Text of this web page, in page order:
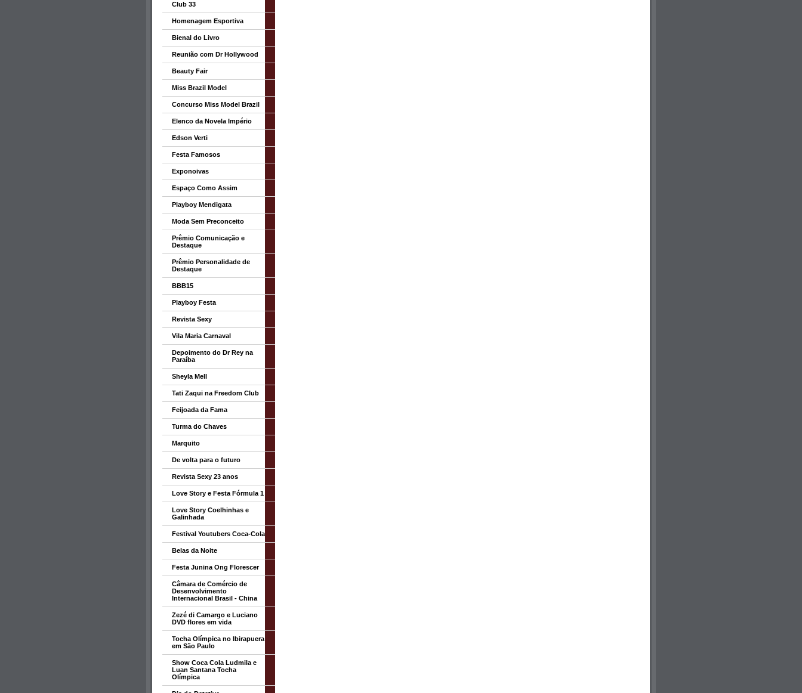
Club 33
Homenagem Esportiva
Bienal do Livro
Reunião com Dr Hollywood
Beauty Fair
Miss Brazil Model
Concurso Miss Model Brazil
Elenco da Novela Império
Edson Verti
Festa Famosos
Exponoivas
Espaço Como Assim
Playboy Mendigata
Moda Sem Preconceito
Prêmio Comunicação e
Destaque
Prêmio Personalidade de
Destaque
BBB15
Playboy Festa
Revista Sexy
Vila Maria Carnaval
Depoimento do Dr Rey na
Paraíba
Sheyla Mell
Tati Zaqui na Freedom Club
Feijoada da Fama
Turma do Chaves
Marquito
De volta para o futuro
Revista Sexy 23 anos
Love Story e Festa Fórmula 1
Love Story Coelhinhas e
Galinhada
Festival Youtubers Coca-Cola
Belas da Noite
Festa Junina Ong Florescer
Câmara de Comércio de
Desenvolvimento
Internacional Brasil - China
Zezé di Camargo e Luciano
DVD flores em vida
Tocha Olímpica no Ibirapuera
em São Paulo
Show Coca Cola Ludmila e
Luan Santana Tocha
Olímpica